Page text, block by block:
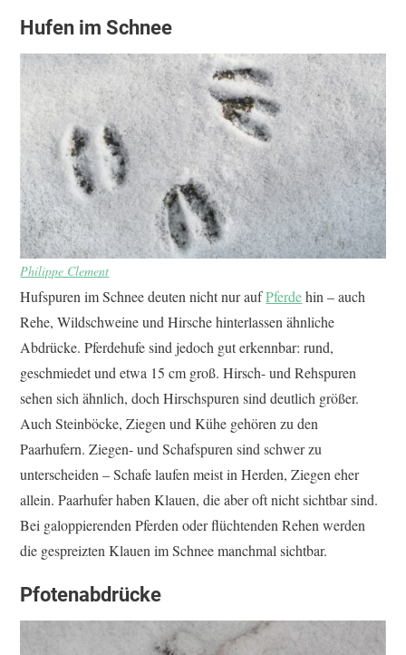
Hufen im Schnee
Philippe Clement
Hufspuren im Schnee deuten nicht nur aufPferdehin – auch
Rehe, Wildschweine und Hirsche hinterlassen ähnliche
Abdrücke. Pferdehufe sind jedoch gut erkennbar: rund,
geschmiedet und etwa 15 cm groß. Hirsch- und Rehspuren
sehen sich ähnlich, doch Hirschspuren sind deutlich größer.
Auch Steinböcke, Ziegen und Kühe gehören zu den
Paarhufern. Ziegen- und Schafspuren sind schwer zu
unterscheiden – Schafe laufen meist in Herden, Ziegen eher
allein. Paarhufer haben Klauen, die aber oft nicht sichtbar sind.
Bei galoppierenden Pferden oder flüchtenden Rehen werden
die gespreizten Klauen im Schnee manchmal sichtbar.
Pfotenabdrücke